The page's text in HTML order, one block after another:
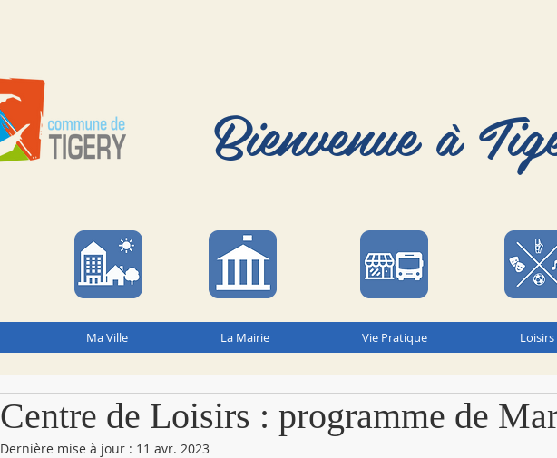
Bienvenue à
Ma Ville La Mairie Vie Pratique Loisirs
Centre de Loisirs : programme de
Dernière mise à jour : 11 avr. 2023